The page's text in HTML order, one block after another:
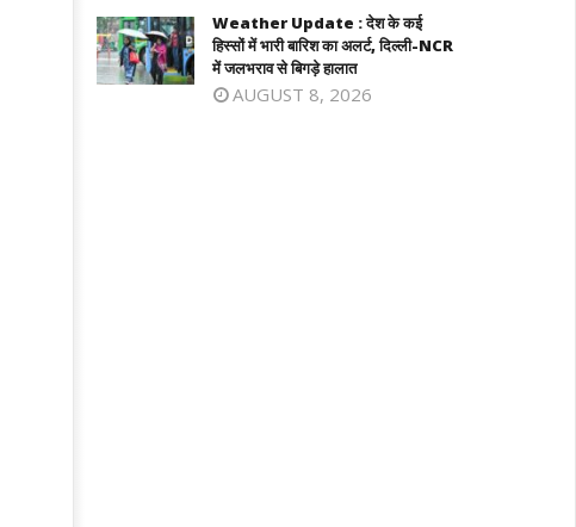
March
23,
2024
Weather Update : देश के कई
हिस्सों में भारी बारिश का अलर्ट, दिल्ली-NCR
में जलभराव से बिगड़े हालात
AUGUST 8, 2026